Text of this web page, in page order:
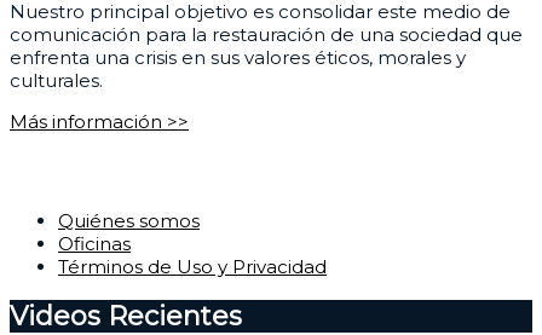
Nuestro principal objetivo es consolidar este medio de
comunicación para la restauración de una sociedad que
enfrenta una crisis en sus valores éticos, morales y
culturales.
Más información >>
Quiénes somos
Oficinas
Términos de Uso y Privacidad
Videos Recientes